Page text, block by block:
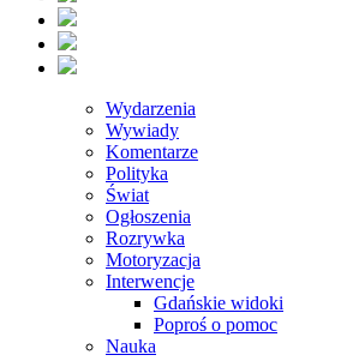
Wydarzenia
Wywiady
Komentarze
Polityka
Świat
Ogłoszenia
Rozrywka
Motoryzacja
Interwencje
Gdańskie widoki
Poproś o pomoc
Nauka